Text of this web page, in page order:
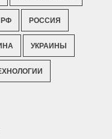
РФ РОССИЯ
УКРАИНЫ